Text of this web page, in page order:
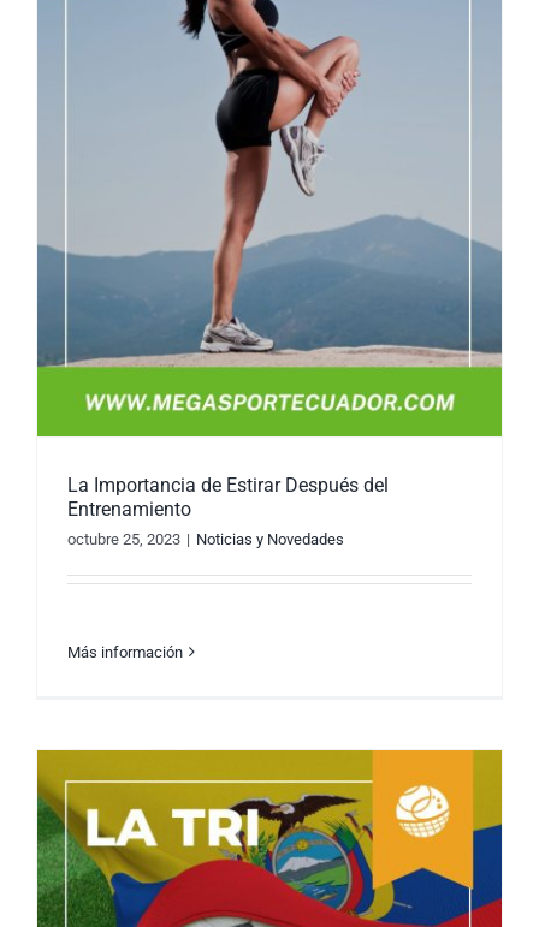
La Importancia de Estirar Después del
Entrenamiento
La Importancia de Estirar Después del
Entrenamiento
octubre 25, 2023 | Noticias y Novedades
Más información